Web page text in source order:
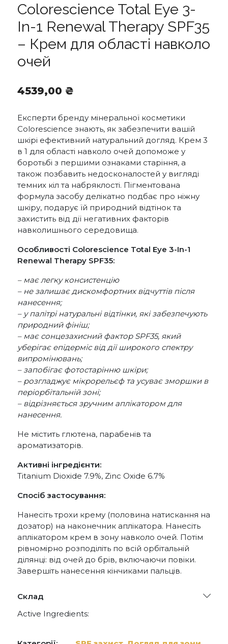
Colorescience Total Eye 3-
In-1 Renewal Therapy SPF35
– Крем для області навколо
очей
4539,00 ₴
Експерти бренду мінеральної косметики
Colorescience знають, як забезпечити вашій
шкірі ефективний натуральний догляд. Крем 3
в 1 для області навколо очей допоможе у
боротьбі з першими ознаками старіння, а
також позбавить недосконалостей у вигляді
темних кіл та набряклості. Пігментована
формула засобу делікатно подбає про ніжну
шкіру, подарує їй природний відтінок та
захистить від дії негативних факторів
навколишнього середовища.
Особливості Colorescience Total Eye 3-In-1
Renewal Therapy SPF35:
– має легку консистенцію
– не залишає дискомфортних відчуттів після
нанесення;
– у палітрі натуральні відтінки, які забезпечують
природний фініш;
– має сонцезахисний фактор SPF35, який
уберігає епідерміс від дії широкого спектру
випромінювань;
– запобігає фотостарінню шкіри;
– розгладжує мікрорельєф та усуває зморшки в
періорбітальній зоні;
– відрізняється зручним аплікатором для
нанесення.
Не містить глютена, парабенів та
ароматизаторів.
Активні інгредієнти:
Titanium Dioxide 7.9%, Zinc Oxide 6.7%
Спосіб застосування:
Нанесіть трохи крему (половина натискання на
дозатор) на наконечник аплікатора. Нанесіть
аплікатором крем в зону навколо очей. Потім
рівномірно розподіліть по всій орбітальній
ділянці: від очей до брів, включаючи повіки.
Завершіть нанесення кінчиками пальців.
Склад
Active Ingredients:
Aqua/Water, Hydrogenated Polyisobutene,